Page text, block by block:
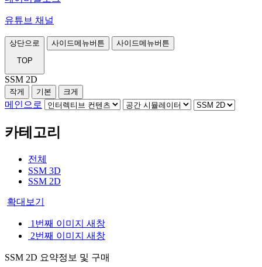
유튜브 채널
상단으로
TOP
사이드메뉴버튼 사이드메뉴버튼
SSM 2D
작게 기본 크게
메인으로
카테고리
전체
SSM 3D
SSM 2D
확대보기
1번째 이미지 새창
2번째 이미지 새창
SSM 2D 요약정보 및 구매